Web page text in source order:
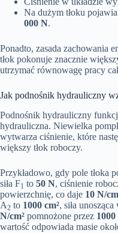
Na dużym tłoku
000 N.
Ponadto, zasada zachowania
tłok pokonuje znacznie
utrzymać równowagę pracy
Jak podnośnik hydrauliczny
Podnośnik hydrauliczny
hydrauliczna. Niewielka
wytwarza ciśnienie, które
większy tłok roboczy.
Przykładowo, gdy pole tłoka
siła F1 to 50 N, ciśnienie
powierzchnię, co daje 10 N/
A2 to 1000 cm², siła
N/cm² pomnożone przez 1000
wartość odpowiada masie